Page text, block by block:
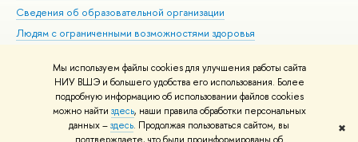
Мы используем файлы cookies для улучшения работы сайта
НИУ ВШЭ и большего удобства его использования. Более
подробную информацию об использовании файлов cookies
можно найти здесь, наши правила обработки персональных
данных –здесь. Продолжая пользоваться сайтом, вы
✖
Сведения об образовательной организации
Людям с ограниченными возможностями здоровья
Работа в Вышке